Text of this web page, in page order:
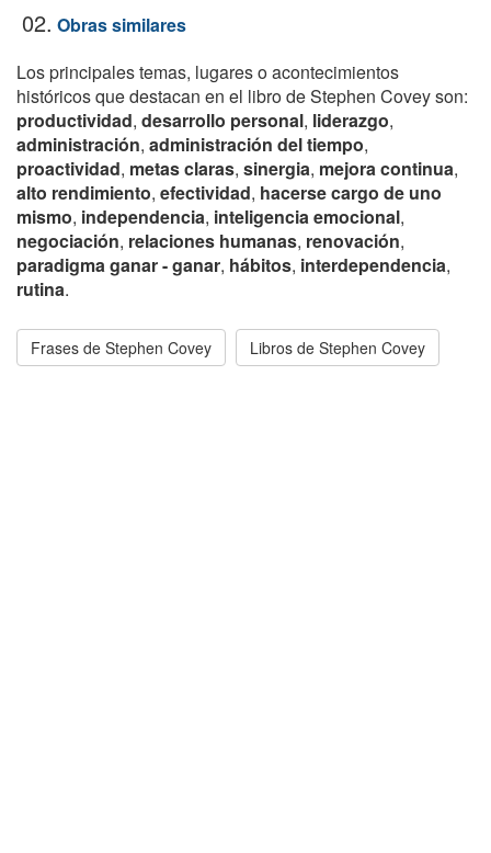
02. Obras similares
Los principales temas, lugares o acontecimientos
históricos que destacan en el libro de Stephen Covey son:
productividad, desarrollo personal, liderazgo,
administración, administración del tiempo,
proactividad, metas claras, sinergia, mejora continua,
alto rendimiento, efectividad, hacerse cargo de uno
mismo, independencia, inteligencia emocional,
negociación, relaciones humanas, renovación,
paradigma ganar - ganar, hábitos, interdependencia,
rutina.
Frases de Stephen Covey Libros de Stephen Covey